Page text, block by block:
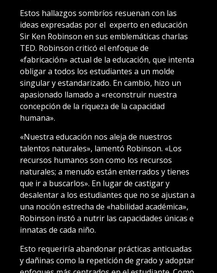
Estos hallazgos sombríos resuenan con las
ideas expresadas por el experto en educación
Sir Ken Robinson en sus emblemáticas charlas
TED. Robinson criticó el enfoque de
«fabricación» actual de la educación, que intenta
obligar a todos los estudiantes a un molde
singular y estandarizado. En cambio, hizo un
apasionado llamado a «reconstruir nuestra
concepción de la riqueza de la capacidad
humana».
«Nuestra educación nos aleja de nuestros
talentos naturales», lamentó Robinson. «Los
recursos humanos son como los recursos
naturales; a menudo están enterrados y tienes
que ir a buscarlos». En lugar de castigar y
desalentar a los estudiantes que no se ajustan a
una noción estrecha de «habilidad académica»,
Robinson instó a nutrir las capacidades únicas e
innatas de cada niño.
Esto requeriría abandonar prácticas anticuadas
y dañinas como la repetición de grado y adoptar